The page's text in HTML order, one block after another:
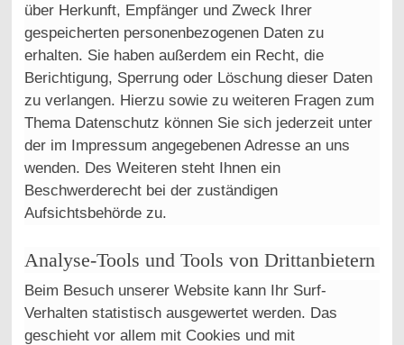
über Herkunft, Empfänger und Zweck Ihrer
gespeicherten personenbezogenen Daten zu
erhalten. Sie haben außerdem ein Recht, die
Berichtigung, Sperrung oder Löschung dieser Daten
zu verlangen. Hierzu sowie zu weiteren Fragen zum
Thema Datenschutz können Sie sich jederzeit unter
der im Impressum angegebenen Adresse an uns
wenden. Des Weiteren steht Ihnen ein
Beschwerderecht bei der zuständigen
Aufsichtsbehörde zu.
Analyse-Tools und Tools von Drittanbietern
Beim Besuch unserer Website kann Ihr Surf-
Verhalten statistisch ausgewertet werden. Das
geschieht vor allem mit Cookies und mit